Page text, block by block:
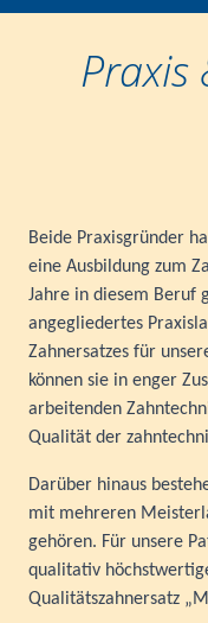
Praxis
Beide Praxisgründer
eine Ausbildung zum
Jahre in diesem Beruf
angegliedertes
Zahnersatzes für
können sie in enger
arbeitenden
Qualität der
Darüber hinaus
mit mehreren
gehören. Für unsere
qualitativ
Qualitätszahnersatz